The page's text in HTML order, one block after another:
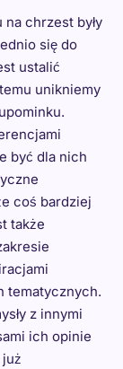
chrzest były
się do
ustalić
unikniemy
być dla nich
coś bardziej
także
tematycznych.
z innymi
ich opinie